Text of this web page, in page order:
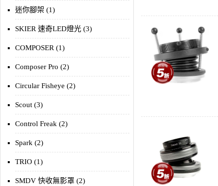
迷你腳架 (1)
SKIER 速奇LED燈光 (3)
COMPOSER (1)
Composer Pro (2)
Circular Fisheye (2)
Scout (3)
Control Freak (2)
Spark (2)
TRIO (1)
SMDV 快收無影罩 (2)